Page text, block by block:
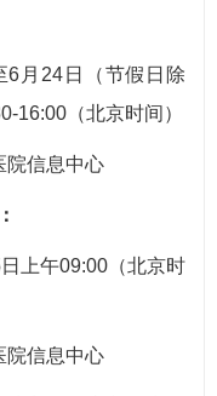
月24日（节假日除
16:00（北京时间）
信息中心
上午09:00（北京时
信息中心